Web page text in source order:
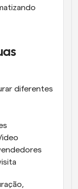
diferentes